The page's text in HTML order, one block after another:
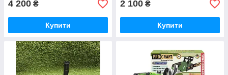
4 200 ₴
Купити
2 100 ₴
Купити